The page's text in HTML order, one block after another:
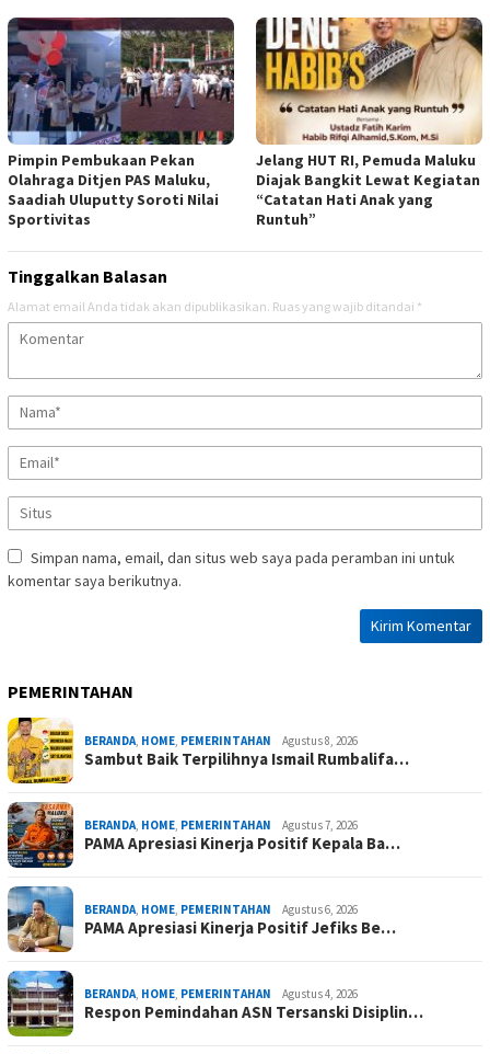
Pimpin Pembukaan Pekan
Olahraga Ditjen PAS Maluku,
Saadiah Uluputty Soroti Nilai
Sportivitas
Jelang HUT RI, Pemuda Maluku
Diajak Bangkit Lewat Kegiatan
“Catatan Hati Anak yang
Runtuh”
Tinggalkan Balasan
Alamat email Anda tidak akan dipublikasikan. Ruas yang wajib ditandai *
Simpan nama, email, dan situs web saya pada peramban ini untuk
komentar saya berikutnya.
PEMERINTAHAN
BERANDA, HOME, PEMERINTAHAN Agustus 8, 2026
Sambut Baik Terpilihnya Ismail Rumbalifa…
BERANDA, HOME, PEMERINTAHAN Agustus 7, 2026
PAMA Apresiasi Kinerja Positif Kepala Ba…
BERANDA, HOME, PEMERINTAHAN Agustus 6, 2026
PAMA Apresiasi Kinerja Positif Jefiks Be…
BERANDA, HOME, PEMERINTAHAN Agustus 4, 2026
Respon Pemindahan ASN Tersanski Disiplin…